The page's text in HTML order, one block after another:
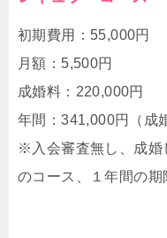
初期費用：55,000円
月額：5,500円
成婚料：220,000円
年間：341,000円（成
※入会審査無し、成婚
のコース、１年間の期